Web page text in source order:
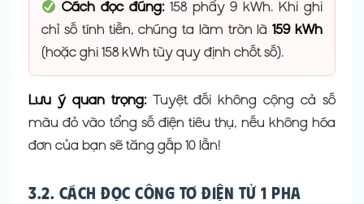
Cách đọc đúng:158 phẩy 9 kWh. Khi ghi
chỉ số tính tiền, chúng ta làm tròn là159 kWh
(hoặc ghi 158 kWh tùy quy định chốt số).
Lưu ý quan trọng:Tuyệt đối không cộng cả số
màu đỏ vào tổng số điện tiêu thụ, nếu không hóa
đơn của bạn sẽ tăng gấp 10 lần!
3.2. Cách đọc công tơ điện tử 1 pha